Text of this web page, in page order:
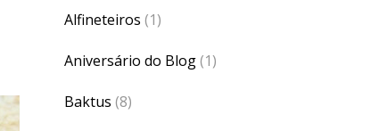
Alfineteiros (1)
Aniversário do Blog(1)
Baktus (8)